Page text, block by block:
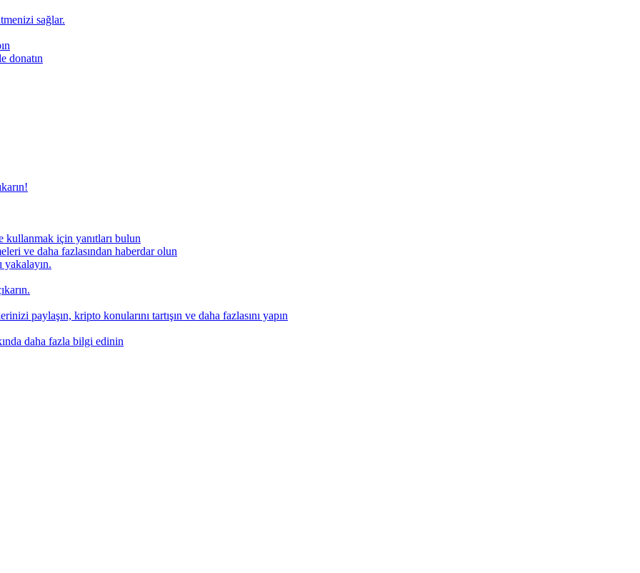
sağlar.
donatın
için yanıtları bulun
ve daha fazlasından haberdar olun
yakalayın.
paylaşın, kripto konularını tartışın ve daha fazlasını yapın
daha fazla bilgi edinin